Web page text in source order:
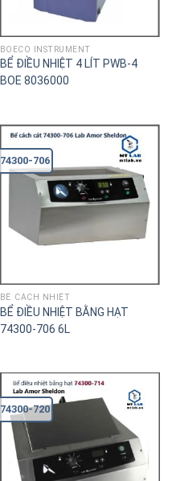
BOECO INSTRUMENT
BỂ ĐIỀU NHIỆT 4 LÍT PWB-4
BOE 8036000
74300-706
BỂ CÁCH NHIỆT
BỂ ĐIỀU NHIỆT BẰNG HẠT
74300-706 6L
74300-720